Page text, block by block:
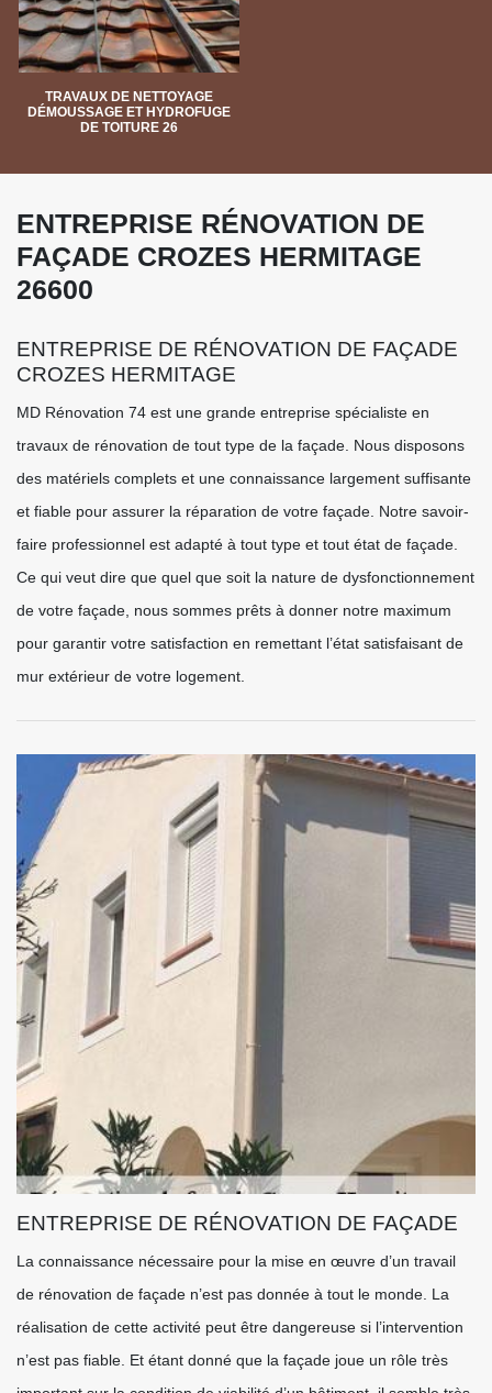
TRAVAUX DE NETTOYAGE
DÉMOUSSAGE ET HYDROFUGE
DE TOITURE 26
ENTREPRISE RÉNOVATION DE
FAÇADE CROZES HERMITAGE
26600
ENTREPRISE DE RÉNOVATION DE FAÇADE
CROZES HERMITAGE
MD Rénovation 74 est une grande entreprise spécialiste en
travaux de rénovation de tout type de la façade. Nous disposons
des matériels complets et une connaissance largement suffisante
et fiable pour assurer la réparation de votre façade. Notre savoir-
faire professionnel est adapté à tout type et tout état de façade.
Ce qui veut dire que quel que soit la nature de dysfonctionnement
de votre façade, nous sommes prêts à donner notre maximum
pour garantir votre satisfaction en remettant l’état satisfaisant de
mur extérieur de votre logement.
ENTREPRISE DE RÉNOVATION DE FAÇADE
La connaissance nécessaire pour la mise en œuvre d’un travail
de rénovation de façade n’est pas donnée à tout le monde. La
réalisation de cette activité peut être dangereuse si l’intervention
n’est pas fiable. Et étant donné que la façade joue un rôle très